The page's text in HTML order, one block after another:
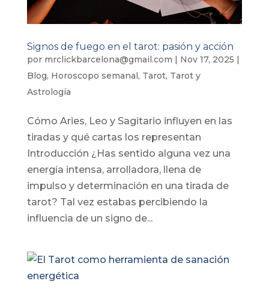
Signos de fuego en el tarot: pasión y acción
por mrclickbarcelona@gmail.com | Nov 17, 2025 |
Blog, Horoscopo semanal, Tarot, Tarot y
Astrología
Cómo Aries, Leo y Sagitario influyen en las
tiradas y qué cartas los representan
Introducción ¿Has sentido alguna vez una
energía intensa, arrolladora, llena de
impulso y determinación en una tirada de
tarot? Tal vez estabas percibiendo la
influencia de un signo de...